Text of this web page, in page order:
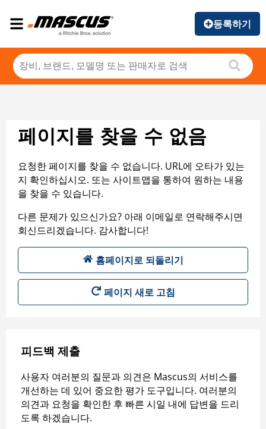
등록하기
페이지를 찾을 수 없음
요청한 페이지를 찾을 수 없습니다. URL에 오타가 있는
지 확인하십시오. 또는 사이트맵을 통하여 원하는 내용
을 찾을 수 있습니다.
다른 문제가 있으신가요? 아래 이메일로 연락해주시면
회신드리겠습니다. 감사합니다!
홈페이지로 되돌리기
페이지 새로 고침
피드백 제출
사용자 여러분의 질문과 의견은 Mascus의 서비스를
개선하는 데 있어 중요한 평가 도구입니다. 여러분의
의견과 요청을 확인한 후 빠른 시일 내에 답변을 드리
도록 하겠습니다.